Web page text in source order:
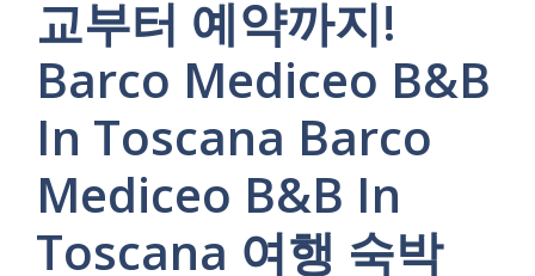
교부터 예약까지!
Barco Mediceo B&B
In Toscana Barco
Mediceo B&B In
Toscana 여행 숙박